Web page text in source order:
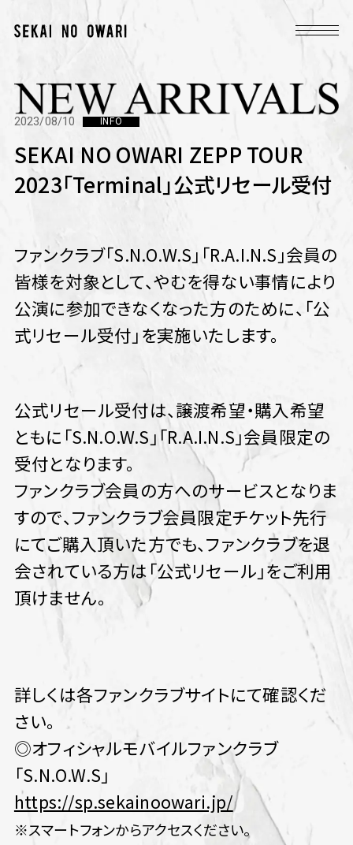
2023/08/10 INFO
SEKAI NO OWARI ZEPP TOUR
2023「Terminal」公式リセール受付
ファンクラブ「S.N.O.W.S」「R.A.I.N.S」会員の
皆様を対象として、やむを得ない事情により
公演に参加できなくなった方のために、「公
式リセール受付」を実施いたします。
公式リセール受付は、譲渡希望・購入希望
ともに「S.N.O.W.S」「R.A.I.N.S」会員限定の
受付となります。
ファンクラブ会員の方へのサービスとなりま
すので、ファンクラブ会員限定チケット先行
にてご購入頂いた方でも、ファンクラブを退
会されている方は「公式リセール」をご利用
頂けません。
詳しくは各ファンクラブサイトにて確認くだ
さい。
◎オフィシャルモバイルファンクラブ
「S.N.O.W.S」
https://sp.sekainoowari.jp/
※スマートフォンからアクセスください。